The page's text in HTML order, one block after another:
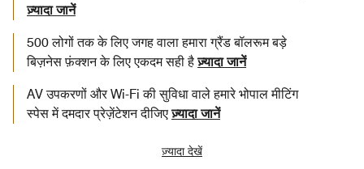
ज़्यादा जानें
500 लोगों तक के लिए जगह वाला हमारा ग्रैंड बॉलरूम बड़े
बिज़नेस फ़ंक्शन के लिए एकदम सही है ज़्यादा जानें
AV उपकरणों और Wi-Fi की सुविधा वाले हमारे भोपाल मीटिंग
स्पेस में दमदार प्रेज़ेंटेशन दीजिए ज़्यादा जानें
ज़्यादा देखें